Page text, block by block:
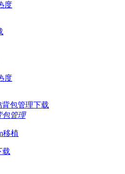
度
度
包管理
移植
载